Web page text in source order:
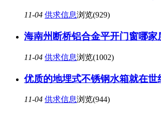
11-04 供求信息浏览(929)
海南州断桥铝合金平开门窗哪
11-04 供求信息浏览(1002)
优质的地埋式不锈钢水箱就在
11-04 供求信息浏览(944)